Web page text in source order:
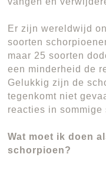
Er zijn wereldwijd
soorten
maar 25 soorten
een minderheid de
Gelukkig zijn de
tegenkomt niet
reacties in
Wat moet ik doen
schorpioen?